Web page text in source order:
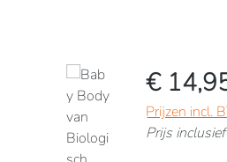
€
Prijzen incl.
Prijs